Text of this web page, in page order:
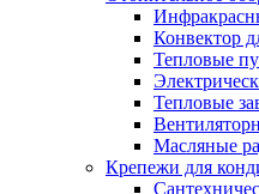
Конвектор
Тепловые
Тепловые
Масляные
Крепежи для